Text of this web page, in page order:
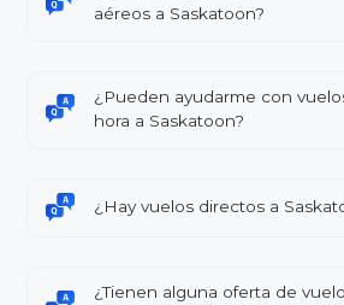
aéreos a Saskatoon?
¿Pueden ayudarme con
hora a Saskatoon?
¿Hay vuelos directos a
¿Tienen alguna oferta de